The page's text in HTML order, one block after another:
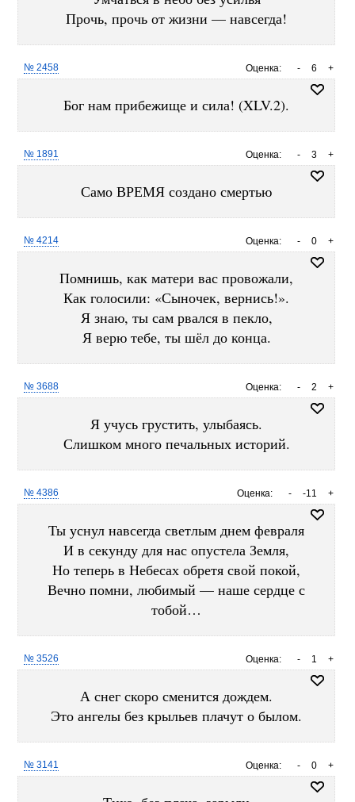
Прочь, прочь от жизни — навсегда!
Оценка: +
6
-
№ 2458
Бог нам прибежище и сила! (XLV.2).
Оценка: +
3
-
№ 1891
Само ВРЕМЯ создано смертью
Оценка: +
0
-
№ 4214
Помнишь, как матери вас провожали,
Как голосили: «Сыночек, вернись!».
Я знаю, ты сам рвался в пекло,
Я верю тебе, ты шёл до конца.
Оценка: +
2
-
№ 3688
Я учусь грустить, улыбаясь.
Слишком много печальных историй.
Оценка: +
-11
-
№ 4386
Ты уснул навсегда светлым днем февраля
И в секунду для нас опустела Земля,
Но теперь в Небесах обретя свой покой,
Вечно помни, любимый — наше сердце с
тобой…
Оценка: +
1
-
№ 3526
А снег скоро сменится дождем.
Это ангелы без крыльев плачут о былом.
Оценка: +
0
-
№ 3141